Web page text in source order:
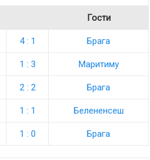
Гости
4 : 1 Брага
1 : 3 Маритиму
2 : 2 Брага
1 : 1 Белененсеш
1 : 0 Брага